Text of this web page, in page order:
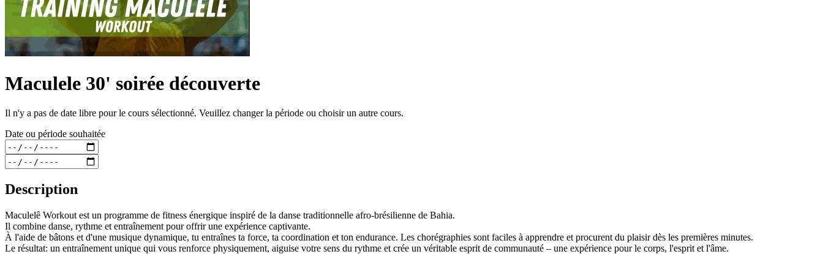
Maculele 30' soirée découverte
Il n'y a pas de date libre pour le cours sélectionné. Veuillez changer la période ou choisir un autre cours.
Date ou période souhaitée
Description
Maculelê Workout est un programme de fitness énergique inspiré de la danse traditionnelle afro-brésilienne de Bahia.
Il combine danse, rythme et entraînement pour offrir une expérience captivante.
À l'aide de bâtons et d'une musique dynamique, tu entraînes ta force, ta coordination et ton endurance. Les chorégraphies sont faciles à apprendre et procurent du plaisir dès les premières minutes.
Le résultat: un entraînement unique qui vous renforce physiquement, aiguise votre sens du rythme et crée un véritable esprit de communauté – une expérience pour le corps, l'esprit et l'âme.